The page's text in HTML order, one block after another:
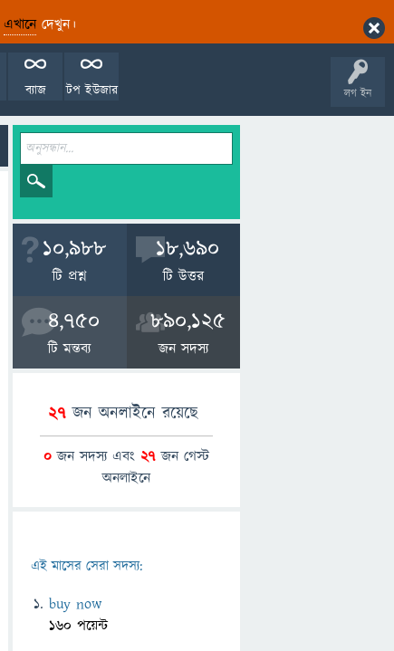
এখানেদেখুন।
লগ ইন
টপ ইউজার
ব্যাজ
10,988
টি প্রশ্ন
18,690
টি উত্তর
4,750
টি মন্তব্য
890,125
জন সদস্য
27জন অনলাইনে রয়েছে
0 জন সদস্য এবং 27 জন গেস্ট
অনলাইনে
এই মাসের সেরা সদস্য:
buy now
160 পয়েন্ট